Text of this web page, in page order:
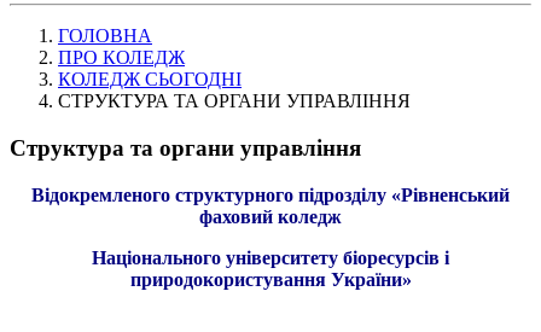
ГОЛОВНА
ПРО КОЛЕДЖ
КОЛЕДЖ СЬОГОДНІ
СТРУКТУРА ТА ОРГАНИ УПРАВЛІННЯ
Структура та органи управління
Відокремленого структурного підрозділу «Рівненський
фаховий коледж
Національного університету біоресурсів і
природокористування України»